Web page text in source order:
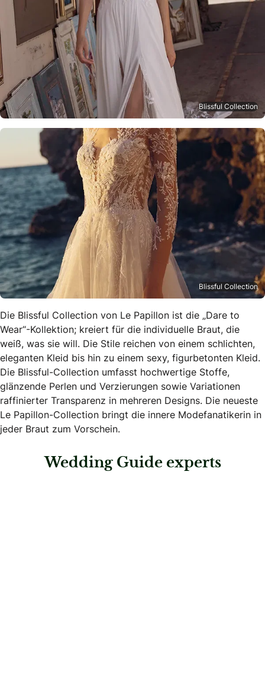
Blissful Collection
Blissful Collection
Die Blissful Collection von Le Papillon ist die „Dare to
Wear“-Kollektion; kreiert für die individuelle Braut, die
weiß, was sie will. Die Stile reichen von einem schlichten,
eleganten Kleid bis hin zu einem sexy, figurbetonten Kleid.
Die Blissful-Collection umfasst hochwertige Stoffe,
glänzende Perlen und Verzierungen sowie Variationen
raffinierter Transparenz in mehreren Designs. Die neueste
Le Papillon-Collection bringt die innere Modefanatikerin in
jeder Braut zum Vorschein.
Wedding Guide experts